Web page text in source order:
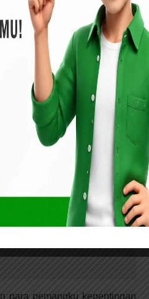
terhadap pemenuhan
untuk pengurangan emisi
berharap gerakan menanam
luas khususnya
dampak perubahan iklim”,
Universitas Pakuan.
Hasibuan, S.Sos., M.Si.,
konservasi alam yang
SSH memiliki luas kawasan
tersebut telah mengalami
lahan, pembalakan liar
para pemangku kepentingan